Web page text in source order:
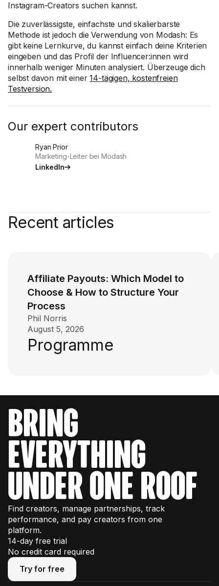
Instagram-Creators suchen kannst.
Die zuverlässigste, einfachste und skalierbarste
Methode ist jedoch die Verwendung von Modash: Es
gibt keine Lernkurve, du kannst einfach deine Kriterien
eingeben und das Profil der Influencer:innen wird
innerhalb weniger Minuten analysiert. Überzeuge dich
selbst davon mit einer14-tägigen, kostenfreien
Testversion.
Our expert contributors
Ryan Prior
Marketing-Leiter bei Modash
LinkedIn
Recent articles
Affiliate Payouts: Which Model to
Choose & How to Structure Your
Process
Phil Norris
August 5, 2026
Programme
bring
everything
under one roof
Find creators, manage partnerships, track
performance, and pay creators from one
platform.
14-day free trial
No credit card required
Try for free
Try for free